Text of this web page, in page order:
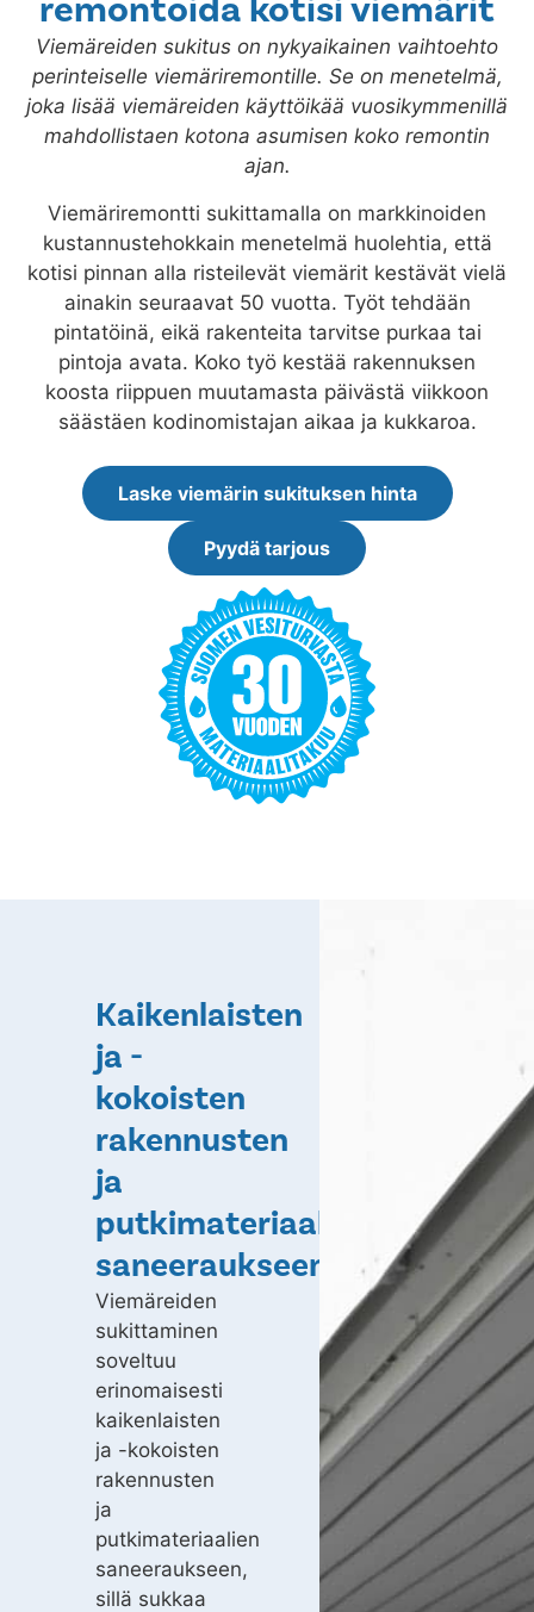
remontoida kotisi viemärit
Viemäreiden sukitus on nykyaikainen vaihtoehto
perinteiselle viemäriremontille. Se on menetelmä,
joka lisää viemäreiden käyttöikää vuosikymmenillä
mahdollistaen kotona asumisen koko remontin
ajan.
Viemäriremontti sukittamalla on markkinoiden
kustannustehokkain menetelmä huolehtia, että
kotisi pinnan alla risteilevät viemärit kestävät vielä
ainakin seuraavat 50 vuotta. Työt tehdään
pintatöinä, eikä rakenteita tarvitse purkaa tai
pintoja avata. Koko työ kestää rakennuksen
koosta riippuen muutamasta päivästä viikkoon
säästäen kodinomistajan aikaa ja kukkaroa.
Laske viemärin sukituksen hinta
Pyydä tarjous
Kaikenlaisten
ja -
kokoisten
rakennusten
ja
putkimateriaalien
saneeraukseen
Viemäreiden
sukittaminen
soveltuu
erinomaisesti
kaikenlaisten
ja -kokoisten
rakennusten
ja
putkimateriaalien
saneeraukseen,
sillä sukkaa